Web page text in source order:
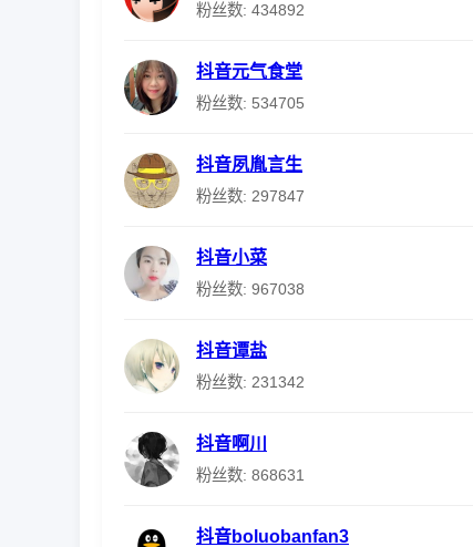
粉丝数: 434892
抖音元气食堂
粉丝数: 534705
抖音夙胤言生
粉丝数: 297847
抖音小菜
粉丝数: 967038
抖音谭盐
粉丝数: 231342
抖音啊川
粉丝数: 868631
抖音boluobanfan3